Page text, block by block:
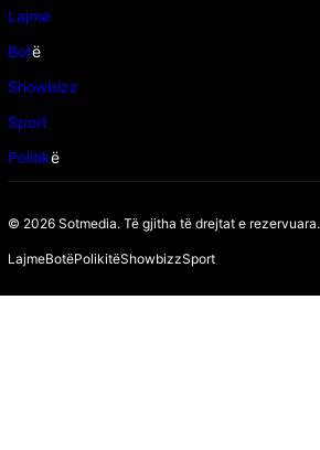
Lajme
Botë
Showbizz
Sport
Politikë
© 2026 Sotmedia. Të gjitha të drejtat e rezervuara.
LajmeBotëPolikitëShowbizzSport